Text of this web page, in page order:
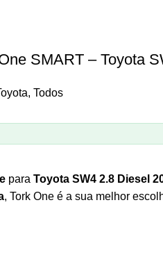
SMART – Toyota
, Todos
para Toyota SW4 2.8 Diesel
, Tork One é a sua melhor